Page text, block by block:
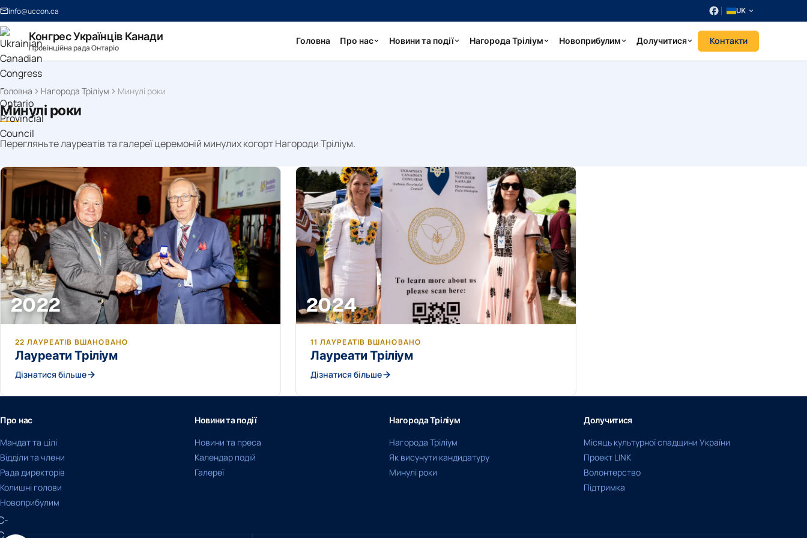
info@uccon.ca UK
Конгрес Українців Канади
Провінційна рада Онтаріо
Головна Про нас Новини та події Нагорода Тріліум Новоприбулим Долучитися Контакти
Головна Нагорода Тріліум Минулі роки
Минулі роки
Перегляньте лауреатів та галереї церемоній минулих когорт Нагороди Тріліум.
2022
22 ЛАУРЕАТІВ ВШАНОВАНО
Лауреати Тріліум
Дізнатися більше
2024
11 ЛАУРЕАТІВ ВШАНОВАНО
Лауреати Тріліум
Дізнатися більше
Про нас
Мандат та цілі
Відділи та члени
Рада директорів
Колишні голови
Новоприбулим
Новини та події
Новини та преса
Календар подій
Галереї
Нагорода Тріліум
Нагорода Тріліум
Як висунути кандидатуру
Минулі роки
Долучитися
Місяць культурної спадщини України
Проект LINK
Волонтерство
Підтримка